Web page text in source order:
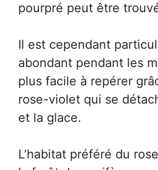
pourpré peut être
Il est cependant
abondant pendant les
plus facile à repérer
rose-violet qui se
et la glace.
L’habitat préféré du